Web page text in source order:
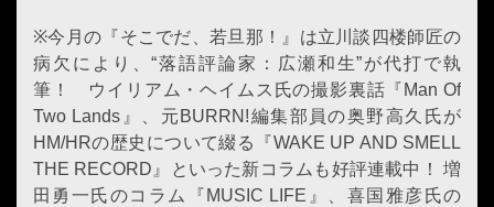
※今月の『そこでだ、若旦那！』は立川談四楼師匠の
病欠により、“落語評論家：広瀬和生”が代打で執
筆！ ウイリアム・ヘイムス氏の撮影裏話『Man Of
Two Lands』、元BURRN!編集部員の奥野高久氏が
HM/HRの歴史について綴る『WAKE UP AND SMELL
THE RECORD』といった新コラムも好評連載中！ 増
田勇一氏のコラム『MUSIC LIFE』、喜国雅彦氏の